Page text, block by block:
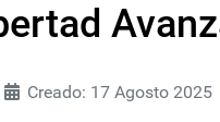
Creado: 17 Agosto 2025